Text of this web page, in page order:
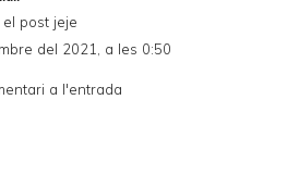
el post jeje
del 2021, a les 0:50
a l'entrada